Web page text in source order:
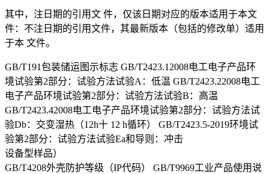
其中，注日期的引用文 件，仅该日期对应的版本适用于本文
件：不注日期的引用文件，其最新版本（包括的修改单）适用
于本 文件。
GB/T191包装储运图示标志 GB/T2423.12008电工电子产品环
境试验第2部分：试验方法试验A：低温 GB/T2423.22008电工
电子产品环境试验第2部分：试验方法试验B：高温
GB/T2423.42008电工电子产品环境试验第2部分：试验方法试
验Db：交变湿热（12h十 12 h循环） GB/T2423.5-2019环境试
验第2部分：试验方法试验Ea和导则：冲击
设备型样品）
GB/T4208外壳防护等级（IP代码） GB/T9969工业产品使用说